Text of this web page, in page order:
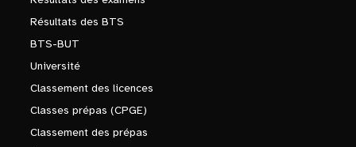
Résultats des BTS
BTS-BUT
Université
Classement des licences
Classes prépas (CPGE)
Classement des prépas